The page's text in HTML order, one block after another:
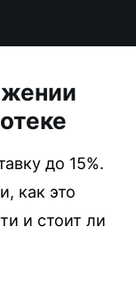
до 15%.
как это
и стоит ли